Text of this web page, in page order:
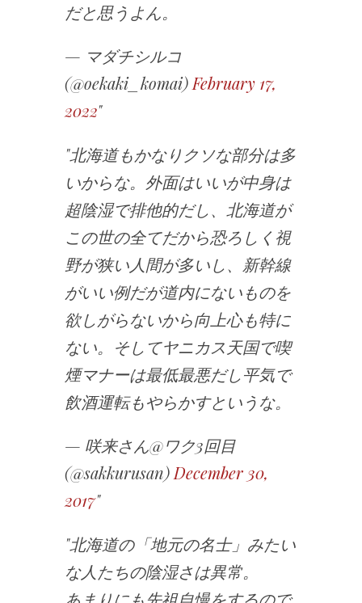
だと思うよん。
— マダチシルコ
(@oekaki_komai) February 17,
2022
北海道もかなりクソな部分は多
いからな。外面はいいが中身は
超陰湿で排他的だし、北海道が
この世の全てだから恐ろしく視
野が狭い人間が多いし、新幹線
がいい例だが道内にないものを
欲しがらないから向上心も特に
ない。そしてヤニカス天国で喫
煙マナーは最低最悪だし平気で
飲酒運転もやらかすというな。
— 咲来さん@ワク3回目
(@sakkurusan) December 30,
2017
北海道の「地元の名士」みたい
な人たちの陰湿さは異常。
あまりにも先祖自慢をするので